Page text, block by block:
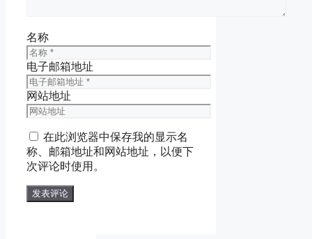
名称
电子邮箱地址
网站地址
在此浏览器中保存我的显示名
称、邮箱地址和网站地址，以便下
次评论时使用。